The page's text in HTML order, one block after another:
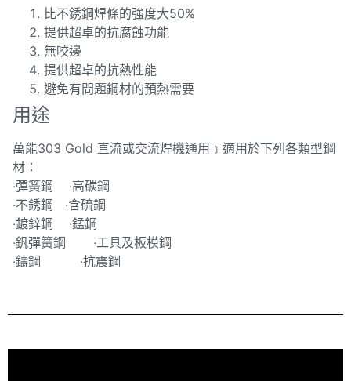
比不銹鋼焊條的強度大50%
提供超卓的抗腐蝕功能
無咬邊
提供超卓的抗熱性能
避免有問題鋼材的預熱需要
用途
萬能303 Gold 直流或交流焊機通用﹞適用於下列各類型鋼
材：
‧彈簧鋼 ‧高碳鋼
‧不銹鋼 ‧含硫鋼
‧鍍鋅鋼 ‧錳鋼
‧釩彈簧鋼 ‧工具及板模鋼
‧鑄鋼 ‧抗震鋼